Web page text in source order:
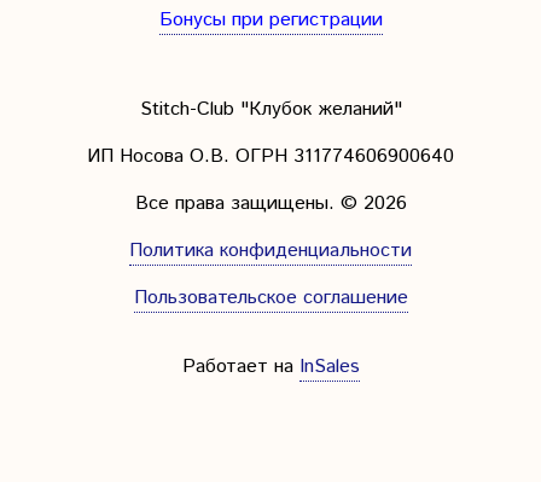
Бонусы при регистрации
Stitch-Club "Клубок желаний"
ИП Носова О.В. ОГРН 311774606900640
Все права защищены. © 2026
Политика конфиденциальности
Пользовательское соглашение
Работает на InSales